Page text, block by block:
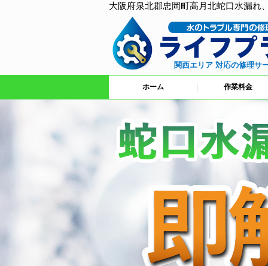
大阪府泉北郡忠岡町高月北蛇口水漏れ
関西エリア 対応の修理サ
ホーム 作業料金